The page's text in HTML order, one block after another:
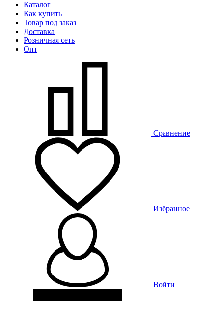
Каталог
Как купить
Товар под заказ
Доставка
Розничная сеть
Опт
Сравнение
Избранное
Войти